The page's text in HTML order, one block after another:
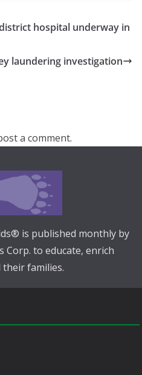
hospital underway in
laundering investigation
a comment.
is published monthly by
Corp. to educate, enrich
families.